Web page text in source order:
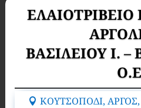
ΒΑΣΙΛΕΙΟΥ Ι.
ΚΟΥΤΣΟΠΟΔΙ,